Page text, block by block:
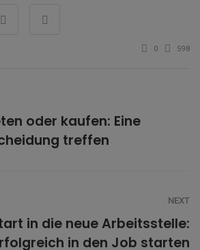
0 598
oder kaufen: Eine
treffen
NEXT
in die neue Arbeitsstelle:
in den Job starten